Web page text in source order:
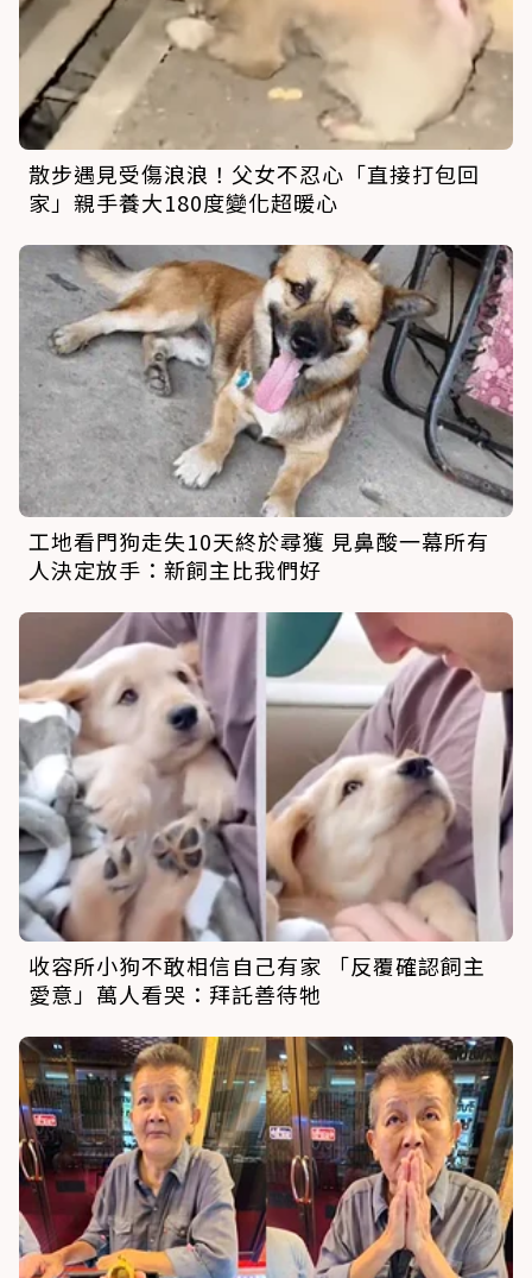
散步遇見受傷浪浪！父女不忍心「直接打包回
家」親手養大180度變化超暖心
工地看門狗走失10天終於尋獲 見鼻酸一幕所有
人決定放手：新飼主比我們好
收容所小狗不敢相信自己有家 「反覆確認飼主
愛意」萬人看哭：拜託善待牠